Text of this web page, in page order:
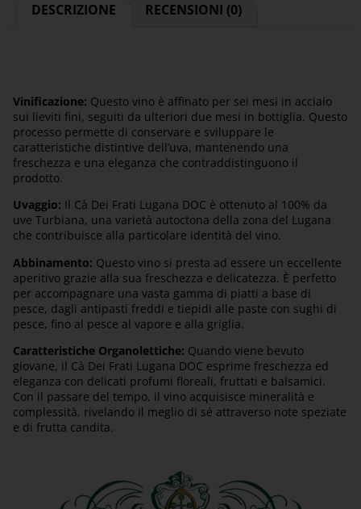
DESCRIZIONE RECENSIONI (0)
Vinificazione: Questo vino è affinato per sei mesi in acciaio
sui lieviti fini, seguiti da ulteriori due mesi in bottiglia. Questo
processo permette di conservare e sviluppare le
caratteristiche distintive dell’uva, mantenendo una
freschezza e una eleganza che contraddistinguono il
prodotto.
Uvaggio: Il Cà Dei Frati Lugana DOC è ottenuto al 100% da
uve Turbiana, una varietà autoctona della zona del Lugana
che contribuisce alla particolare identità del vino.
Abbinamento: Questo vino si presta ad essere un eccellente
aperitivo grazie alla sua freschezza e delicatezza. È perfetto
per accompagnare una vasta gamma di piatti a base di
pesce, dagli antipasti freddi e tiepidi alle paste con sughi di
pesce, fino al pesce al vapore e alla griglia.
Caratteristiche Organolettiche: Quando viene bevuto
giovane, il Cà Dei Frati Lugana DOC esprime freschezza ed
eleganza con delicati profumi floreali, fruttati e balsamici.
Con il passare del tempo, il vino acquisisce mineralità e
complessità, rivelando il meglio di sé attraverso note speziate
e di frutta candita.